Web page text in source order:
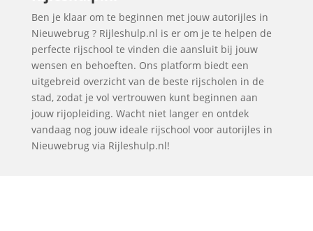
Ben je klaar om te beginnen met jouw autorijles in
Nieuwebrug ? Rijleshulp.nl is er om je te helpen de
perfecte rijschool te vinden die aansluit bij jouw
wensen en behoeften. Ons platform biedt een
uitgebreid overzicht van de beste rijscholen in de
stad, zodat je vol vertrouwen kunt beginnen aan
jouw rijopleiding. Wacht niet langer en ontdek
vandaag nog jouw ideale rijschool voor autorijles in
Nieuwebrug via Rijleshulp.nl!